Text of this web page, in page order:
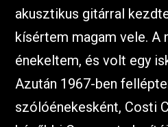
akusztikus gitárral
kísértem magam vele. A
énekeltem, és volt egy
Azután 1967-ben
szólóénekesként, Costi